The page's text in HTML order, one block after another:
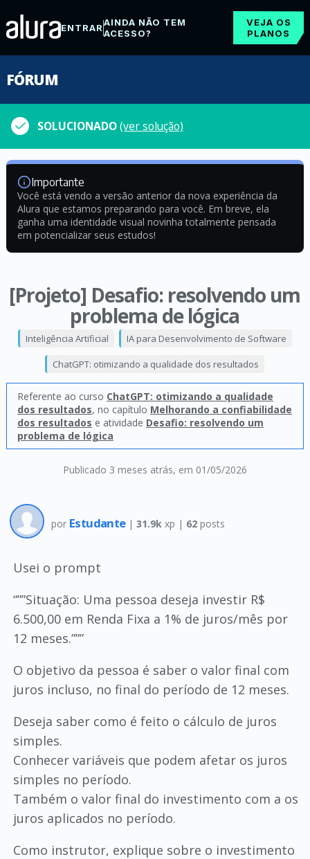
ENTRARAINDA NÃO TEM
ACESSO?
VEJA OS
PLANOS
FÓRUM
SOLUCIONADO(ver solução)
Importante
Você está vendo a versão anterior da nova experiência da
Alura que estamos preparando para você. Em breve, ela
ganha uma identidade visual novinha totalmente pensada
em potencializar seus estudos!
[Projeto] Desafio: resolvendo um
problema de lógica
Publicado 3 meses atrás, em 01/05/2026
Inteligência Artificial IA para Desenvolvimento de Software
ChatGPT: otimizando a qualidade dos resultados
Referente ao curso ChatGPT: otimizando a qualidade
dos resultados, no capítulo Melhorando a confiabilidade
dos resultados e atividade Desafio: resolvendo um
problema de lógica
por Estudante | 31.9k xp | 62posts
Usei o prompt
“””Situação: Uma pessoa deseja investir R$
6.500,00 em Renda Fixa a 1% de juros/mês por
12 meses.”””
O objetivo da pessoa é saber o valor final com
juros incluso, no final do período de 12 meses.
Deseja saber como é feito o cálculo de juros
simples.
Conhecer variáveis que podem afetar os juros
simples no período.
Também o valor final do investimento com a os
juros aplicados no período.
Como instrutor, explique sobre o investimento